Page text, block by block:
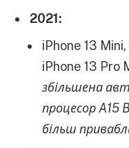
2021:
iPhone 13
iPhone 13 Pro
збільшена
процесор A15
більш